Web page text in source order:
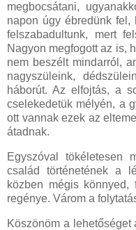
megbocsátani,
napon úgy ébredünk fel,
felszabadultunk, mert
Nagyon megfogott az is,
nem beszélt mindarról,
nagyszüleink,
háborút. Az elfojtás, a
cselekedetük mélyén, a
ott vannak ezek az
átadnak.
Egyszóval tökéletesen
család történetének a
közben mégis
regénye. Várom a
Köszönöm a lehetőséget